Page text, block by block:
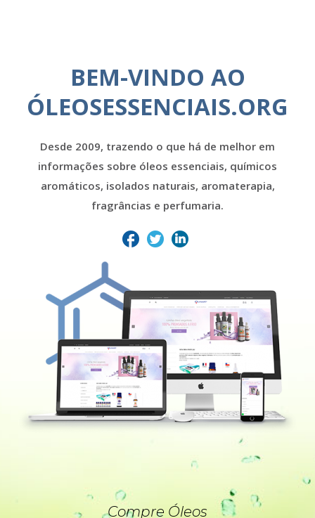
BEM-VINDO AO
ÓLEOSESSENCIAIS.ORG
Desde 2009, trazendo o que há de melhor em
informações sobre óleos essenciais, químicos
aromáticos, isolados naturais, aromaterapia,
fragrâncias e perfumaria.
Compre Óleos